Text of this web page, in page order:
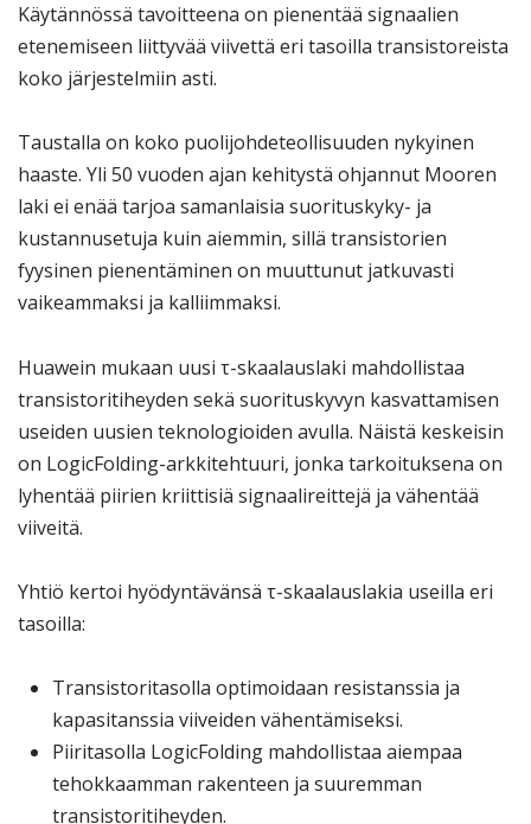
Käytännössä tavoitteena on pienentää signaalien
etenemiseen liittyvää viivettä eri tasoilla transistoreista
koko järjestelmiin asti.
Taustalla on koko puolijohdeteollisuuden nykyinen
haaste. Yli 50 vuoden ajan kehitystä ohjannut Mooren
laki ei enää tarjoa samanlaisia suorituskyky- ja
kustannusetuja kuin aiemmin, sillä transistorien
fyysinen pienentäminen on muuttunut jatkuvasti
vaikeammaksi ja kalliimmaksi.
Huawein mukaan uusi τ-skaalauslaki mahdollistaa
transistoritiheyden sekä suorituskyvyn kasvattamisen
useiden uusien teknologioiden avulla. Näistä keskeisin
on LogicFolding-arkkitehtuuri, jonka tarkoituksena on
lyhentää piirien kriittisiä signaalireittejä ja vähentää
viiveitä.
Yhtiö kertoi hyödyntävänsä τ-skaalauslakia useilla eri
tasoilla:
Transistoritasolla optimoidaan resistanssia ja
kapasitanssia viiveiden vähentämiseksi.
Piiritasolla LogicFolding mahdollistaa aiempaa
tehokkaamman rakenteen ja suuremman
transistoritiheyden.